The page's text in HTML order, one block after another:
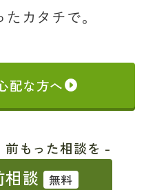
カタチで。
配な方へ
もった相談を -
談 無料